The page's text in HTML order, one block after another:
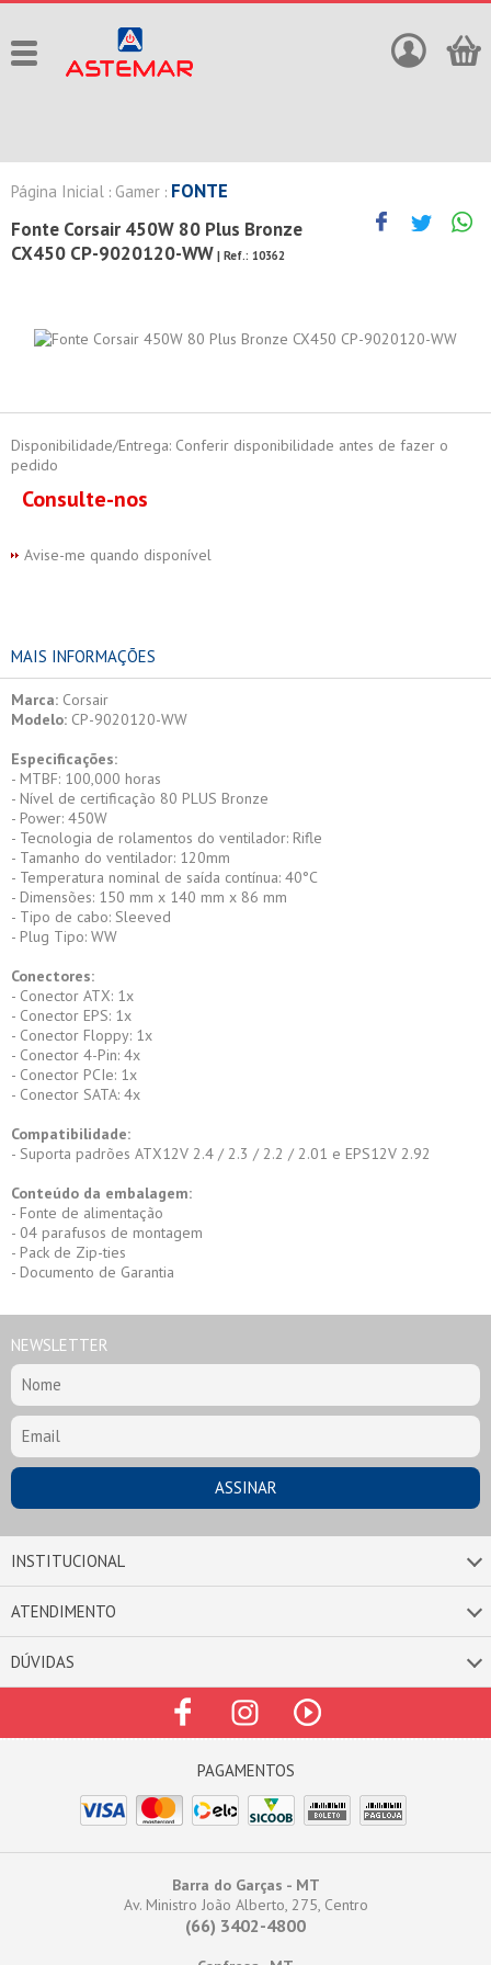
Página Inicial : Gamer : FONTE
Fonte Corsair 450W 80 Plus Bronze
CX450 CP-9020120-WW | Ref.: 10362
Disponibilidade/Entrega: Conferir disponibilidade antes de fazer o
pedido
Consulte-nos
Avise-me quando disponível
MAIS INFORMAÇÕES
Marca: Corsair
Modelo: CP-9020120-WW
Especificações:
- MTBF: 100,000 horas
- Nível de certificação 80 PLUS Bronze
- Power: 450W
- Tecnologia de rolamentos do ventilador: Rifle
- Tamanho do ventilador: 120mm
- Temperatura nominal de saída contínua: 40°C
- Dimensões: 150 mm x 140 mm x 86 mm
- Tipo de cabo: Sleeved
- Plug Tipo: WW
Conectores:
- Conector ATX: 1x
- Conector EPS: 1x
- Conector Floppy: 1x
- Conector 4-Pin: 4x
- Conector PCIe: 1x
- Conector SATA: 4x
Compatibilidade:
- Suporta padrões ATX12V 2.4 / 2.3 / 2.2 / 2.01 e EPS12V 2.92
Conteúdo da embalagem:
- Fonte de alimentação
- 04 parafusos de montagem
- Pack de Zip-ties
- Documento de Garantia
NEWSLETTER
INSTITUCIONAL
ATENDIMENTO
DÚVIDAS
Barra do Garças - MT
Av. Ministro João Alberto, 275, Centro
(66) 3402-4800